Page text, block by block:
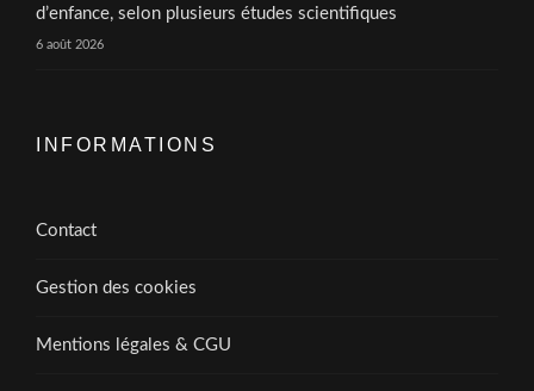
d’enfance, selon plusieurs études scientifiques
6 août 2026
INFORMATIONS
Contact
Gestion des cookies
Mentions légales & CGU